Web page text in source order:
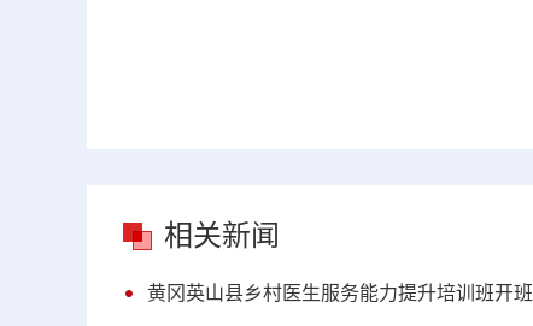
相关新闻
黄冈英山县乡村医生服务能力提升培训班开班